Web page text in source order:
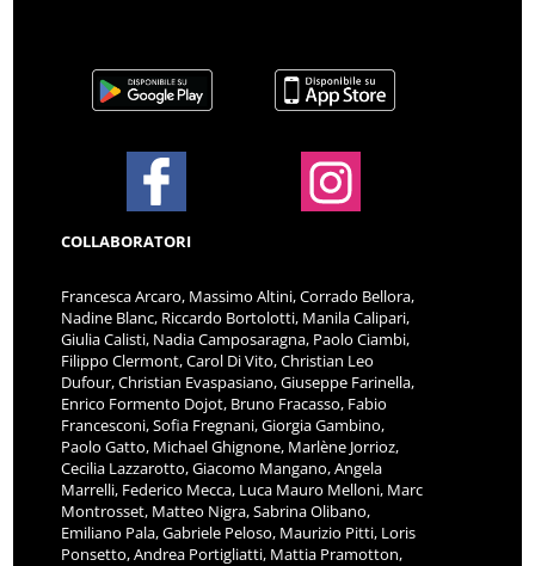
COLLABORATORI
Francesca Arcaro, Massimo Altini, Corrado Bellora,
Nadine Blanc, Riccardo Bortolotti, Manila Calipari,
Giulia Calisti, Nadia Camposaragna, Paolo Ciambi,
Filippo Clermont, Carol Di Vito, Christian Leo
Dufour, Christian Evaspasiano, Giuseppe Farinella,
Enrico Formento Dojot, Bruno Fracasso, Fabio
Francesconi, Sofia Fregnani, Giorgia Gambino,
Paolo Gatto, Michael Ghignone, Marlène Jorrioz,
Cecilia Lazzarotto, Giacomo Mangano, Angela
Marrelli, Federico Mecca, Luca Mauro Melloni, Marc
Montrosset, Matteo Nigra, Sabrina Olibano,
Emiliano Pala, Gabriele Peloso, Maurizio Pitti, Loris
Ponsetto, Andrea Portigliatti, Mattia Pramotton,